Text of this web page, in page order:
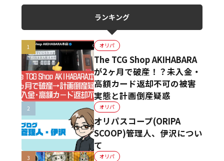
ランキング
オリパ
The TCG Shop AKIHABARA
が2ヶ月で破産！？未入金・
高額カード返却不可の被害
実態と計画倒産疑惑
オリパ
オリパスコープ(ORIPA
SCOOP)管理人、伊沢につい
て
オリパ